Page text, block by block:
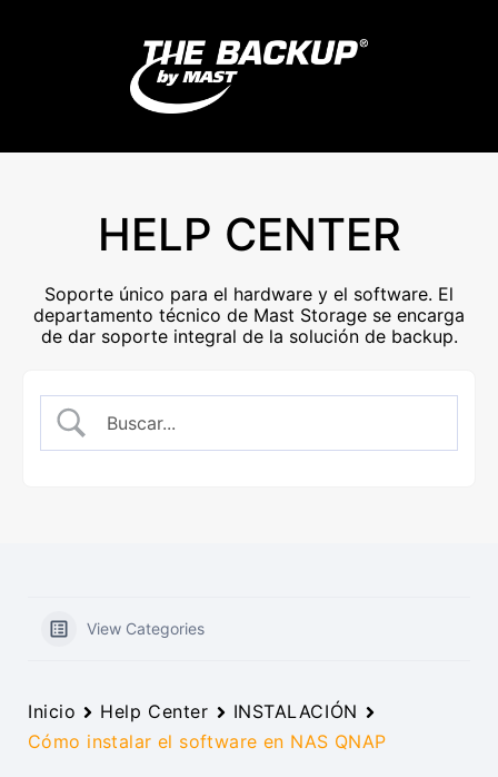
HELP CENTER
Soporte único para el hardware y el software. El
departamento técnico de Mast Storage se encarga
de dar soporte integral de la solución de backup.
View Categories
Inicio Help Center
INSTALACIÓN
Cómo instalar el software en NAS QNAP